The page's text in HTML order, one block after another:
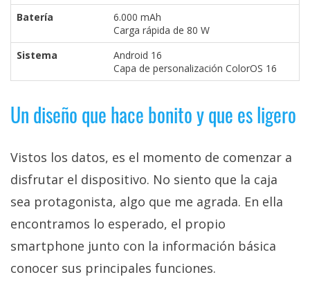
Batería
6.000 mAh
Carga rápida de 80 W
Sistema
Android 16
Capa de personalización ColorOS 16
Un diseño que hace bonito y que es ligero
Vistos los datos, es el momento de comenzar a
disfrutar el dispositivo. No siento que la caja
sea protagonista, algo que me agrada. En ella
encontramos lo esperado, el propio
smartphone junto con la información básica
conocer sus principales funciones.